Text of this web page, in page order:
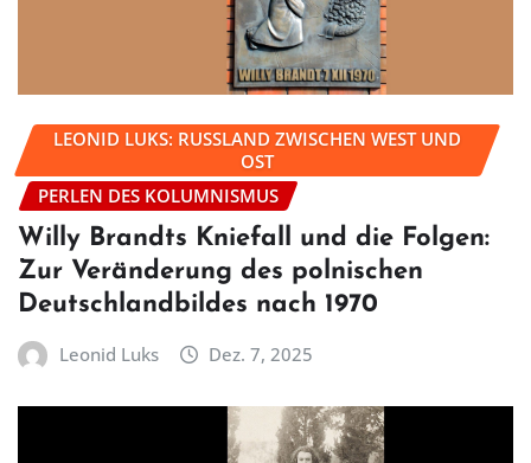
LEONID LUKS: RUSSLAND ZWISCHEN WEST UND
OST
PERLEN DES KOLUMNISMUS
Willy Brandts Kniefall und die Folgen:
Zur Veränderung des polnischen
Deutschlandbildes nach 1970
Leonid Luks Dez. 7, 2025